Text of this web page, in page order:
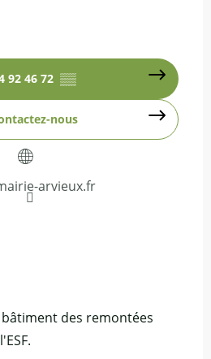
92 46 72 ▒▒
nous
arvieux.fr
bâtiment des remontées